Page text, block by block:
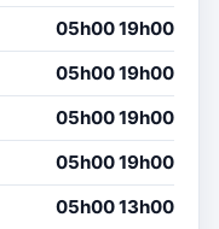
05h00 19h00
05h00 19h00
05h00 19h00
05h00 19h00
05h00 13h00